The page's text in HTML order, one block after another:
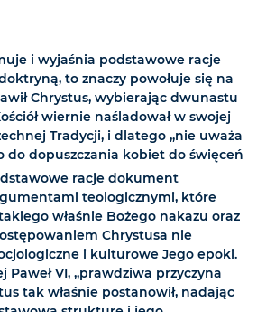
i wyjaśnia podstawowe racje
to znaczy powołuje się na
Chrystus, wybierając dwunastu
wiernie naśladował w swojej
Tradycji, i dlatego „nie uważa
do dopuszczania kobiet do święceń
racje dokument
teologicznymi, które
właśnie Bożego nakazu oraz
Chrystusa nie
i kulturowe Jego epoki.
Paweł VI, „prawdziwa przyczyna
tak właśnie postanowił, nadając